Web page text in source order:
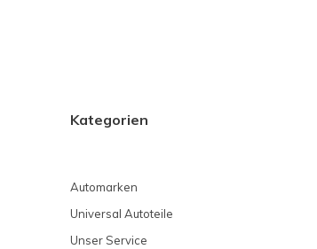
Kategorien
Automarken
Universal Autoteile
Unser Service